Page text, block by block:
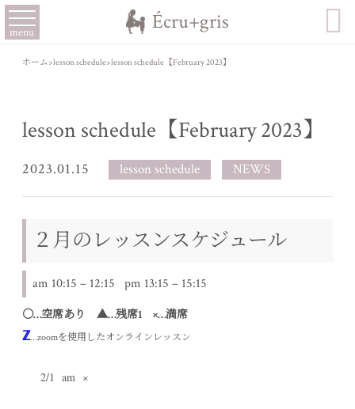
Écru+gris
menu 
ホーム>lesson schedule>lesson schedule【February 2023】
lesson schedule【February 2023】
2023.01.15 lesson schedule NEWS
２月のレッスンスケジュール
am 10:15 – 12:15 pm 13:15 – 15:15
〇…空席あり ▲…残席1 ×…満席
ℤ…zoomを使用したオンラインレッスン
2/1 am ×